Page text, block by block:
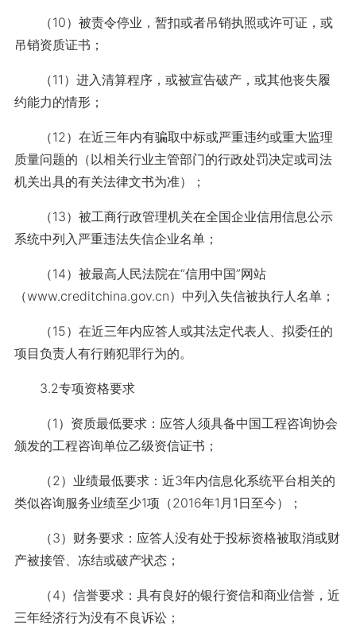
（10）被责令停业，暂扣或者吊销执照或许可证，或
吊销资质证书；
（11）进入清算程序，或被宣告破产，或其他丧失履
约能力的情形；
（12）在近三年内有骗取中标或严重违约或重大监理
质量问题的（以相关行业主管部门的行政处罚决定或司法
机关出具的有关法律文书为准）；
（13）被工商行政管理机关在全国企业信用信息公示
系统中列入严重违法失信企业名单；
（14）被最高人民法院在“信用中国”网站
（www.creditchina.gov.cn）中列入失信被执行人名单；
（15）在近三年内应答人或其法定代表人、拟委任的
项目负责人有行贿犯罪行为的。
3.2专项资格要求
（1）资质最低要求：应答人须具备中国工程咨询协会
颁发的工程咨询单位乙级资信证书；
（2）业绩最低要求：近3年内信息化系统平台相关的
类似咨询服务业绩至少1项（2016年1月1日至今）；
（3）财务要求：应答人没有处于投标资格被取消或财
产被接管、冻结或破产状态；
（4）信誉要求：具有良好的银行资信和商业信誉，近
三年经济行为没有不良诉讼；